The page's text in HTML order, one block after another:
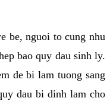
be, nguoi to cung nhu
bao quy dau sinh ly.
de bi lam tuong sang
dau bi dinh lam cho